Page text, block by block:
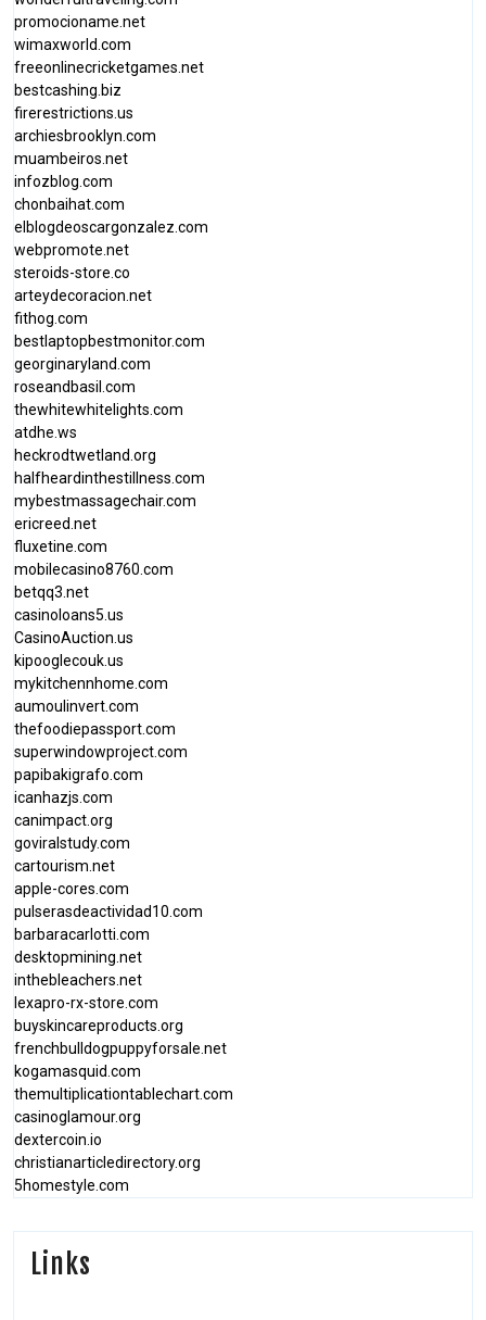
promocioname.net
wimaxworld.com
freeonlinecricketgames.net
bestcashing.biz
firerestrictions.us
archiesbrooklyn.com
muambeiros.net
infozblog.com
chonbaihat.com
elblogdeoscargonzalez.com
webpromote.net
steroids-store.co
arteydecoracion.net
fithog.com
bestlaptopbestmonitor.com
georginaryland.com
roseandbasil.com
thewhitewhitelights.com
atdhe.ws
heckrodtwetland.org
halfheardinthestillness.com
mybestmassagechair.com
ericreed.net
fluxetine.com
mobilecasino8760.com
betqq3.net
casinoloans5.us
CasinoAuction.us
kipooglecouk.us
mykitchennhome.com
aumoulinvert.com
thefoodiepassport.com
superwindowproject.com
papibakigrafo.com
icanhazjs.com
canimpact.org
goviralstudy.com
cartourism.net
apple-cores.com
pulserasdeactividad10.com
barbaracarlotti.com
desktopmining.net
inthebleachers.net
lexapro-rx-store.com
buyskincareproducts.org
frenchbulldogpuppyforsale.net
kogamasquid.com
themultiplicationtablechart.com
casinoglamour.org
dextercoin.io
christianarticledirectory.org
5homestyle.com
Links